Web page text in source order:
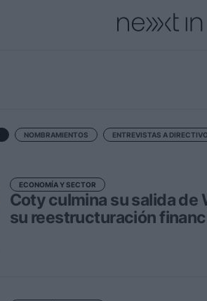
NOMBRAMIENTOS ENTREVISTAS A
Coty culmina su salida de
su reestructuración
ECONOMÍA Y SECTOR